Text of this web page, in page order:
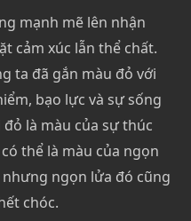
mạnh mẽ lên nhận
cảm xúc lẫn thể chất.
ta đã gắn màu đỏ với
bạo lực và sự sống
là màu của sự thúc
thể là màu của ngọn
ngọn lửa đó cũng
chóc.